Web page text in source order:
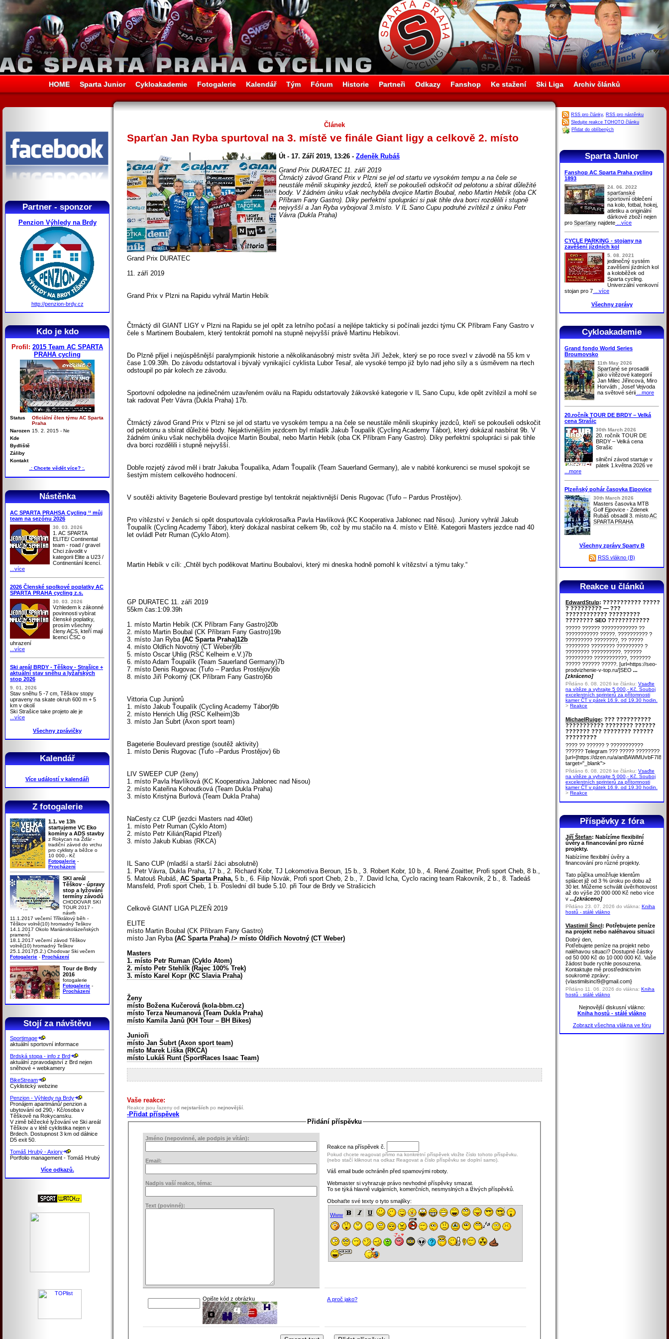
HOME Sparta Junior Cykloakademie Fotogalerie Kalendář Tým Fórum Historie Partneři Odkazy Fanshop Ke stažení Ski Liga Archiv článků
Partner - sponzor
Penzion Výhledy na Brdy
http://penzion-brdy.cz
Kdo je kdo
Profil: 2015 Team AC SPARTA
PRAHA cycling
Status
Oficiální člen týmu AC Sparta
Praha
Narozen 15. 2. 2015 - Ne
Kde
Bydliště
Záliby
Kontakt
.: Chcete vědět více? :.
Nástěnka
AC SPARTA PRAHSA Cycling ‘‘ můj
team na sezónu 2026
30. 03. 2026
1. AC SPARTA
ELITE/ Continental
team - road / gravel
Chci závodit v
kategorii Elite a U23 /
Continentání licencí.
...více
2026 Členské spolkové poplatky AC
SPARTA PRAHA cycling z.s.
30. 03. 2026
Vzhledem k zákonné
povinnosti vybírat
členské poplatky,
prosím všechny
členy ACS, kteří mají
licenci ČSC o
uhrazení
...více
Ski areál BRDY - Těškov - Strašice +
aktuální stav sněhu a lyžařských
stop 2026
9. 01. 2026
Stav sněhu 5 -7 cm, Těškov stopy
upraveny na skate okruh 600 m + 5
km v okolí
Ski Strašice take projeto ale je
...více
Všechny zprávičky
Kalendář
Více událostí v kalendáři
Z fotogalerie
1.1. ve 13h
startujeme VC Eko
komíny a ADS stavby
z Rokycan na Žďár -
tradiční závod do vrchu
pro cyklisty a běžce o
10 000,- Kč
Fotogalerie -
Procházení
SKI areál
Těškov - úpravy
stop a lyžování
termíny závodů
CHODOVAR SKI
TOUR 2017 -
návrh
11.1.2017 večerní Tříkrálový běh -
Těškov volně(10) hromadný Teškov
14.1.2017 Okolo Mariánskolázeňských
pramenů
18.1.2017 večerní závod Těškov
volně(10) hromadný Teškov
25.1.2017(5.2.) Chodovar Ski večern
Fotogalerie - Procházení
Tour de Brdy
2016
fotogalerie
Fotogalerie -
Procházení
Stojí za návštěvu
Sportimage
aktuální sportovní informace
Brdská stopa - info z Brd
aktuální zpravodajství z Brd nejen
sněhové + webkamery
BikeStream
Cyklistický webzine
Penzion - Výhledy na Brdy
Pronájem apartmánů/ penzion a
ubytování od 290,- Kč/osoba v
Těškově na Rokycansku.
V zimě běžecké lyžování ve Ski areál
Těškov a v létě cyklistika nejen v
Brdech. Dostupnost 3 km od dálnice
D5 exit 50.
Tomáš Hrubý - Axiory
Portfolio management - Tomáš Hrubý
Více odkazů.
Článek
Sparťan Jan Ryba spurtoval na 3. místě ve finále Giant ligy a celkově 2. místo
Út - 17. Září 2019, 13:26 - Zdeněk Rubáš
Grand Prix DURATEC 11. září 2019
Čtrnáctý závod Grand Prix v Plzni se jel od startu ve vysokém tempu a na čele se
neustále měnili skupinky jezdců, kteří se pokoušeli odskočit od pelotonu a sbírat důležité
body. V žádném úniku však nechyběla dvojice Martin Boubal, nebo Martin Hebík (oba CK
Příbram Fany Gastro). Díky perfektní spolupráci si pak tihle dva borci rozdělili i stupně
nejvyšší a Jan Ryba vybojoval 3.místo. V IL Sano Cupu podruhé zvítězil z úniku Petr
Vávra (Dukla Praha)
Grand Prix DURATEC
11. září 2019
Grand Prix v Plzni na Rapidu vyhrál Martin Hebík
Čtrnáctý díl GIANT LIGY v Plzni na Rapidu se jel opět za letního počasí a nejlépe takticky si počínali jezdci týmu CK Příbram Fany Gastro v
čele s Martinem Boubalem, který tentokrát pomohl na stupně nejvyšší právě Martinu Hebíkovi.
Do Plzně přijel i nejúspěšnější paralympionik historie a několikanásobný mistr světa Jiří Ježek, který se po roce svezl v závodě na 55 km v
čase 1:09.39h. Do závodu odstartoval i bývalý vynikající cyklista Lubor Tesař, ale vysoké tempo již bylo nad jeho síly a s úsměvem na rtech
odstoupil po pár kolech ze závodu.
Sportovní odpoledne na jedinečném uzavřeném oválu na Rapidu odstartovaly žákovské kategorie v IL Sano Cupu, kde opět zvítězil a mohl se
tak radovat Petr Vávra (Dukla Praha) 17b.
Čtrnáctý závod Grand Prix v Plzni se jel od startu ve vysokém tempu a na čele se neustále měnili skupinky jezdců, kteří se pokoušeli odskočit
od pelotonu a sbírat důležité body. Nejaktivnějším jezdcem byl mladík Jakub Ťoupalík (Cycling Academy Tábor), který dokázal nasbírat 9b. V
žádném úniku však nechyběla dvojice Martin Boubal, nebo Martin Hebík (oba CK Příbram Fany Gastro). Díky perfektní spolupráci si pak tihle
dva borci rozdělili i stupně nejvyšší.
Dobře rozjetý závod měl i bratr Jakuba Ťoupalíka, Adam Ťoupalík (Team Sauerland Germany), ale v nabité konkurenci se musel spokojit se
šestým místem celkového hodnocení.
V soutěži aktivity Bageterie Boulevard prestige byl tentokrát nejaktivnější Denis Rugovac (Tufo – Pardus Prostějov).
Pro vítězství v ženách si opět dospurtovala cyklokrosařka Pavla Havlíková (KC Kooperativa Jablonec nad Nisou). Juniory vyhrál Jakub
Ťoupalík (Cycling Academy Tábor), který dokázal nasbírat celkem 9b, což by mu stačilo na 4. místo v Elitě. Kategorii Masters jezdce nad 40
let ovládl Petr Ruman (Cyklo Atom).
Martin Hebík v cíli: „Chtěl bych poděkovat Martinu Boubalovi, který mi dneska hodně pomohl k vítězství a týmu taky.“
GP DURATEC 11. září 2019
55km čas:1:09.39h
1. místo Martin Hebík (CK Příbram Fany Gastro)20b
2. místo Martin Boubal (CK Příbram Fany Gastro)19b
3. místo Jan Ryba (AC Sparta Praha)12b
4. místo Oldřich Novotný (CT Weber)9b
5. místo Oscar Uhlig (RSC Kelheim e.V.)7b
6. místo Adam Ťoupalík (Team Sauerland Germany)7b
7. místo Denis Rugovac (Tufo – Pardus Prostějov)6b
8. místo Jiří Pokorný (CK Příbram Fany Gastro)6b
Vittoria Cup Juniorů
1. místo Jakub Ťoupalík (Cycling Academy Tábor)9b
2. místo Henrich Ulig (RSC Kelheim)3b
3. místo Jan Šubrt (Axon sport team)
Bageterie Boulevard prestige (soutěž aktivity)
1. místo Denis Rugovac (Tufo –Pardus Prostějov) 6b
LIV SWEEP CUP (ženy)
1. místo Pavla Havlíková (KC Kooperativa Jablonec nad Nisou)
2. místo Kateřina Kohoutková (Team Dukla Praha)
3. místo Kristýna Burlová (Team Dukla Praha)
NaCesty.cz CUP (jezdci Masters nad 40let)
1. místo Petr Ruman (Cyklo Atom)
2. místo Petr Kilián(Rapid Plzeň)
3. místo Jakub Kubias (RKCA)
IL Sano CUP (mladší a starší žáci absolutně)
1. Petr Vávra, Dukla Praha, 17 b., 2. Richard Kobr, TJ Lokomotiva Beroun, 15 b., 3. Robert Kobr, 10 b., 4. René Zoaitter, Profi sport Cheb, 8 b.,
5. Matouš Rubáš, AC Sparta Praha, 5 b., 6. Filip Novák, Profi sport Cheb, 2 b., 7. David Icha, Cyclo racing team Rakovník, 2 b., 8. Tadeáš
Mansfeld, Profi sport Cheb, 1 b. Poslední díl bude 5.10. při Tour de Brdy ve Strašicich
Celkově GIANT LIGA PLZEŇ 2019
ELITE
místo Martin Boubal (CK Příbram Fany Gastro)
místo Jan Ryba (AC Sparta Praha) /> místo Oldřich Novotný (CT Weber)
Masters
1. místo Petr Ruman (Cyklo Atom)
2. místo Petr Stehlík (Rajec 100% Trek)
3. místo Karel Kopr (KC Slavia Praha)
Ženy
místo Božena Kučerová (kola-bbm.cz)
místo Terza Neumanová (Team Dukla Praha)
místo Kamila Janů (KH Tour – BH Bikes)
Junioři
místo Jan Šubrt (Axon sport team)
místo Marek Liška (RKCA)
místo Lukáš Runt (SportRaces Isaac Team)
Vaše reakce:
Reakce jsou řazeny od nejstarších po nejnovější.
-Přidat příspěvek
Přidání příspěvku
Jméno (nepovinné, ale podpis je vítán):
Email:
Nadpis vaší reakce, téma:
Text (povinné):
Reakce na příspěvek č.
Pokud chcete reagovat přímo na konkrétní příspěvek vložte číslo tohoto příspěvku.
(nebo stačí kliknout na odkaz Reagovat a číslo příspěvku se doplní samo).
Váš email bude ochráněn před spamovými roboty.
Webmaster si vyhrazuje právo nevhodné příspěvky smazat.
To se týká hlavně vulgárních, komerčních, nesmyslných a lživých příspěvků.
Obohaťte své texty o tyto smajlíky:
Www
Opište kód z obrázku A proč jako?
RSS pro články, RSS pro nástěnku
Sledujte reakce TOHOTO článku
Přidat do oblíbených
Sparta Junior
Fanshop AC Sparta Praha cycling
1893
24. 06. 2022
sparťanské
sportovní oblečení
na kolo, fotbal, hokej,
atletiku a originální
dárkové zboží nejen
pro Sparťany najdete ...více
CYCLE PARKING - stojany na
zavěšení jízdních kol
5. 08. 2021
jedinečný systém
zavěšení jízdních kol
a koloběžek od
Sparta cycling.
Univerzální venkovní
stojan pro 7 ...více
Všechny zprávy
Cykloakademie
Grand fondo World Series
Broumovsko
11th May 2026
Sparťané se prosadili
jako vítězové kategorií
Jan Milec Jiřincová, Miro
Horváth , Josef Vejvoda
na světové sérii ...more
20.ročník TOUR DE BRDY – Velká
cena Strašic
30th March 2026
20. ročník TOUR DE
BRDY – Velká cena
Strašic
silniční závod startuje v
pátek 1.května 2026 ve
...more
Plzeňský pohár časovka Ejpovice
30th March 2026
Masters časovka MTB
Golf Ejpovice - Zdenek
Rubáš obsadil 3. místoAC
SPARTA PRAHA
Všechny zprávy Sparty B
RSS vlákno (B)
Reakce u článků
EdwardStulp: ??????????? ?????
? ????????? — ???
???????????? ?????????
???????? SEO ????????????
????? ?????? ???????????? ??
??????????? ?????. ?????????? ?
????????? ????????, ?? ?????
???????? ???????? ????????? ?
???????? ??????????. ??????
????????? ???????????, ???????
????? ?????? ?????. [url=https://seo-
prodvizhenie-v-top.ru/]SEO ...
[zkráceno]
Přidáno 6. 08. 2026 ke článku: Vsaďte
na vítěze a vyhrajte 5 000,- Kč. Souboj
excelentních sprinterů za přítomnosti
kamer ČT v pátek 16.9. od 19.30 hodin.
> Reakce
MichaelRuige: ??? ??????????
??????????? ???????? ??????
??????? ??? ???????? ??????
?????????
???? ?? ?????? ? ???????????
?????? Telegram ??? ????? ????????
[url=]https://dzen.ru/a/
target="_blank">
Přidáno 6. 08. 2026 ke článku: Vsaďte
na vítěze a vyhrajte 5 000,- Kč. Souboj
excelentních sprinterů za přítomnosti
kamer ČT v pátek 16.9. od 19.30 hodin.
> Reakce
Příspěvky z fóra
Jiří Štefan: Nabízíme flexibilní
úvěry a financování pro různé
projekty.
Nabízíme flexibilní úvěry a
financování pro různé projekty.
Tato půjčka umožňuje klientům
splácet již od 3 % úroku po dobu až
30 let. Můžeme schválit úvěr/hotovost
až do výše 20 000 000 Kč nebo více
v ...[zkráceno]
Přidáno 23. 07. 2026 do vlákna: Kniha
hostů - stálé vlákno
Vlastimil Šincl: Potřebujete peníze
na projekt nebo naléhavou situaci
Dobrý den,
Potřebujete peníze na projekt nebo
naléhavou situaci? Dostupné částky
od 50 000 Kč do 10 000 000 Kč. Vaše
žádost bude rychle posouzena.
Kontaktujte mě prostřednictvím
soukromé zprávy:
{vlastimilsincl9@gmail.com}
Přidáno 11. 06. 2026 do vlákna: Kniha
hostů - stálé vlákno
Nejnovější diskusní vlákno:
Kniha hostů - stálé vlákno
Zobrazit všechna vlákna ve fóru